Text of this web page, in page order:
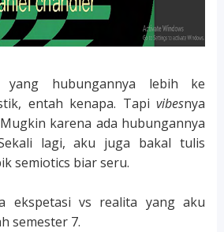
hubungannya lebih ke
entah kenapa. Tapivibesnya
karena ada hubungannya
lagi, aku juga bakal tulis
semiotics biar seru.
ekspetasi vs realita yang aku
semester 7.